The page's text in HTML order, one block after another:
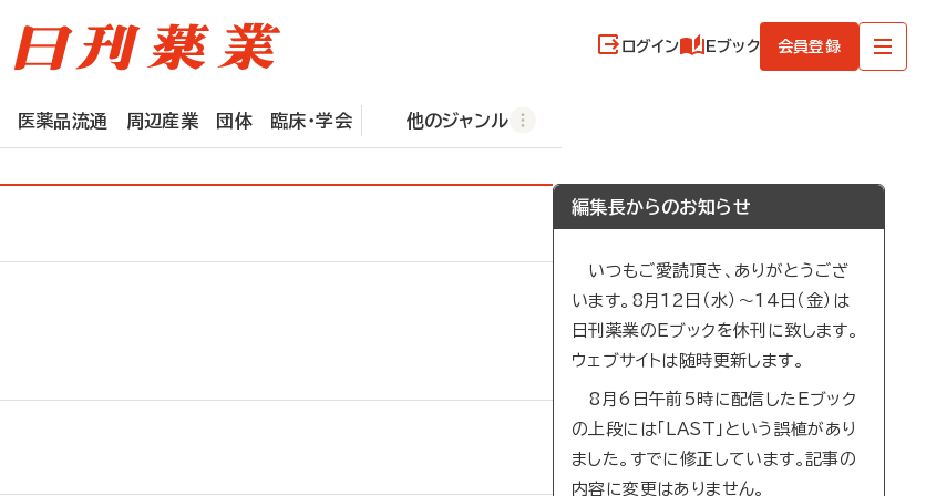
ログイン Eブック 会員登録
医薬品流通 周辺産業 団体 臨床・学会 他のジャンル
編集長からのお知らせ
いつもご愛読頂き、ありがとうござ
います。8月12日（水）～14日（金）は
日刊薬業のEブックを休刊に致します。
ウェブサイトは随時更新します。
8月6日午前5時に配信したEブック
の上段には「LAST」という誤植があり
ました。すでに修正しています。記事の
内容に変更はありません。